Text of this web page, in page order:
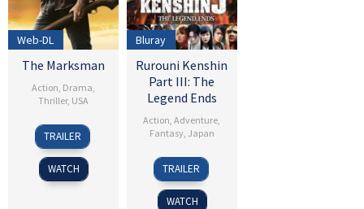
Web-DL
The Marksman
Action Drama
Thriller, USA
15
Jan
2021
Robert
Lorenz
TRAILER
WATCH
Bluray
Rurouni Kenshin
Part III: The
Legend Ends
Action ,Adventure
Fantasy, Japan
13
Sep
2014
Keishi
Otomo
TRAILER
WATCH